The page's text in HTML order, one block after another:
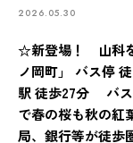
2026.05.30
☆新登場！ 山科を
ノ岡町」 バス停
駅 徒歩27分 バ
で春の桜も秋の
局、銀行等が徒